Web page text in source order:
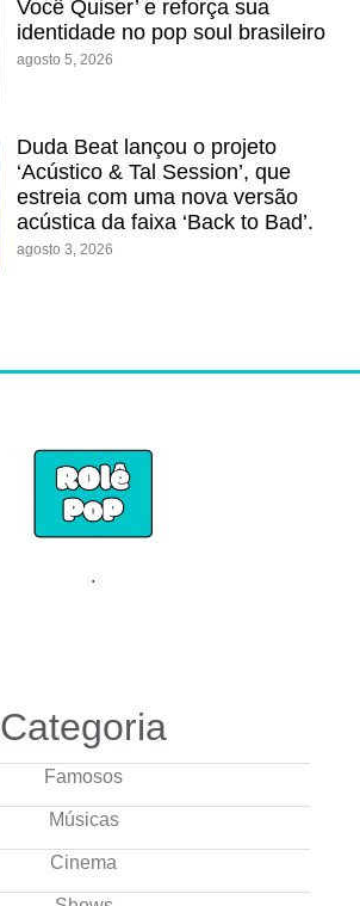
Você Quiser’ e reforça sua
identidade no pop soul brasileiro
agosto 5, 2026
Duda Beat lançou o projeto
‘Acústico & Tal Session’, que
estreia com uma nova versão
acústica da faixa ‘Back to Bad’.
agosto 3, 2026
.
Categoria
Famosos
Músicas
Cinema